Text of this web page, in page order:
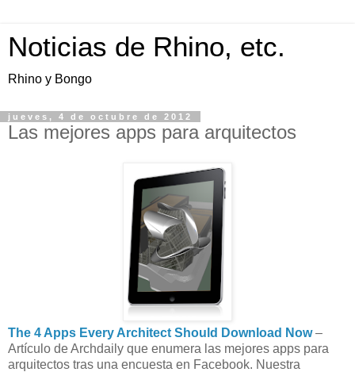
Noticias de Rhino, etc.
Rhino y Bongo
jueves, 4 de octubre de 2012
Las mejores apps para arquitectos
The 4 Apps Every Architect Should Download Now–
Artículo de Archdaily que enumera las mejores apps para
arquitectos tras una encuesta en Facebook. Nuestra